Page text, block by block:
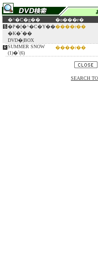
�^�C�g�� �o���ғ�
�P�[�^�C�Y��
�K�`��
DVD�|BOX
����r��
SUMMER SNOW
(1)�`(6)
����r��
SEARCH